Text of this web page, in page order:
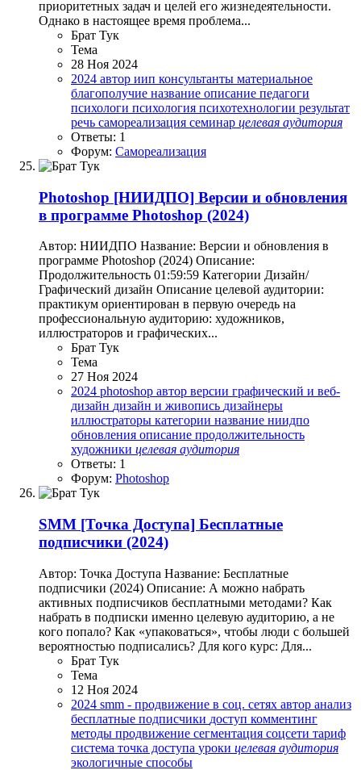
приоритетных задач и целей его жизнедеятельности.
Однако в настоящее время проблема...
Брат Тук
Тема
28 Ноя 2024
2024 автор иип консультанты материальное
благополучие название описание педагоги
психологи психология психотехнологии результат
речь самореализация семинар целевая аудитория
Ответы: 1
Форум: Самореализация
Photoshop [НИИДПО] Версии и обновления
в программе Photoshop (2024)
Автор: НИИДПО Название: Версии и обновления в
программе Photoshop (2024) Описание:
Продолжительность 01:59:59 Категории Дизайн/
Графический дизайн Описание целевой аудитории:
практикум ориентирован в первую очередь на
профессиональную аудиторию: художников,
иллюстраторов и графических...
Брат Тук
Тема
27 Ноя 2024
2024 photoshop автор версии графический и веб-
дизайн дизайн и живопись дизайнеры
иллюстраторы категории название ниидпо
обновления описание продолжительность
художники целевая аудитория
Ответы: 1
Форум: Photoshop
SMM [Точка Доступа] Бесплатные
подписчики (2024)
Автор: Точка Доступа Название: Бесплатные
подписчики (2024) Описание: А можно набрать
активных подписчиков бесплатными методами? Как
набрать в подписки именно целевую аудиторию, а не
кого попало? Как «упаковаться», чтобы люди с большей
вероятностью подписались? Для кого курс: Для...
Брат Тук
Тема
12 Ноя 2024
2024 smm - продвижение в соц. сетях автор анализ
бесплатные подписчики доступ комментинг
методы продвижение сегментация соцсети тариф
система точка доступа уроки целевая аудитория
экологичные способы